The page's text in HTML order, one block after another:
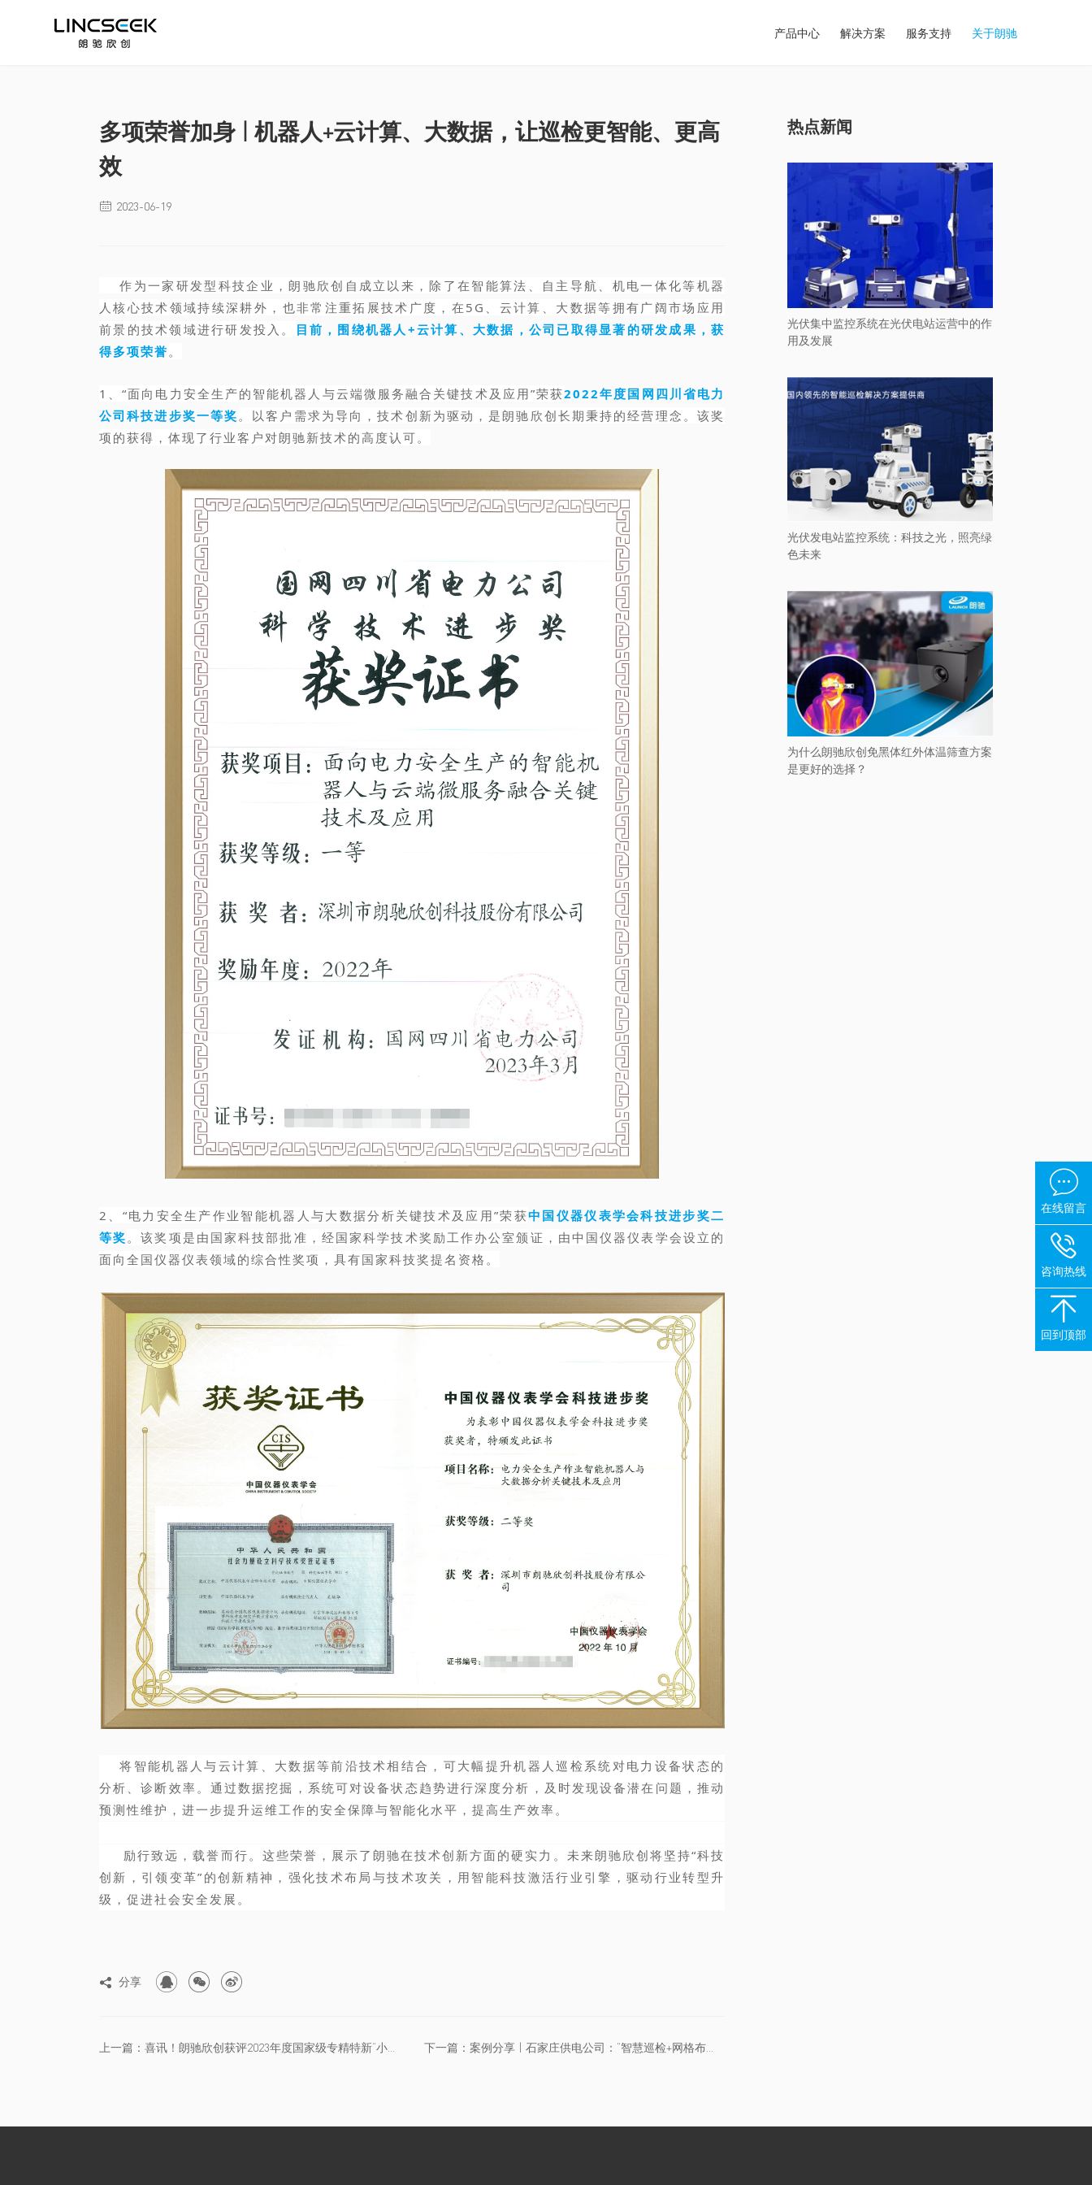
产品中心 解决方案 服务支持 关于朗驰
多项荣誉加身 | 机器人+云计算、大数据，让巡检更智能、更高
效
 2023-06-19
作为一家研发型科技企业，朗驰欣创自成立以来，除了在智能算法、自主导航、机电一体化等机器
人核心技术领域持续深耕外，也非常注重拓展技术广度，在5G、云计算、大数据等拥有广阔市场应用
前景的技术领域进行研发投入。
目前，围绕机器人+云计算、大数据，公司已取得显著的研发成果，获
得多项荣誉。
1、“面向电力安全生产的智能机器人与云端微服务融合关键技术及应用”荣获2022年度国 网四川省电力
公司科技进步奖一等奖。以客户需求为导向，技术创新为驱动，是朗驰欣创长期秉持的经营理念。该奖
项的获得，体现了行业客户对朗驰新技术的高度认可。
2、“电力安全生产作业智能机器人与大数据分析关键技术及应用”荣获中国仪器仪表学会科技进步奖二
等奖。该奖项是由国家科技部批准，经国家科学技术奖励工作办公室颁证，由中国仪器仪表学会设立的
面向全国仪器仪表领域的综合性奖项，具有国家科技奖提名资格。
将智能机器人与云计算、大数据等前沿技术相结合，可大幅提升机器人巡检系统对电力设备状态的
分析、诊断效率。通过数据挖掘，系统可对设备状态趋势进行深度分析，及时发现设备潜在问题，推动
预测性维护，进一步提升运维工作的安全保障与智能化水平，提高生产效率。
励行致远 ，载誉而行。这些荣誉，展示了朗驰在技术创新方面的硬实力。未来朗驰欣创将坚持“科技
创新，引领变革”的创新精神，强化技术布局与技术攻关，用智能科技激活行业引擎，驱动行业转型升
级，促进社会安全发展。
 分享   
热点新闻
光伏集中监控系统在光伏电站运营中的作
用及发展
光伏发电站监控系统：科技之光，照亮绿
色未来
为什么朗驰欣创免黑体红外体温筛查方案
是更好的选择？

在线留言

咨询热线

回到顶部